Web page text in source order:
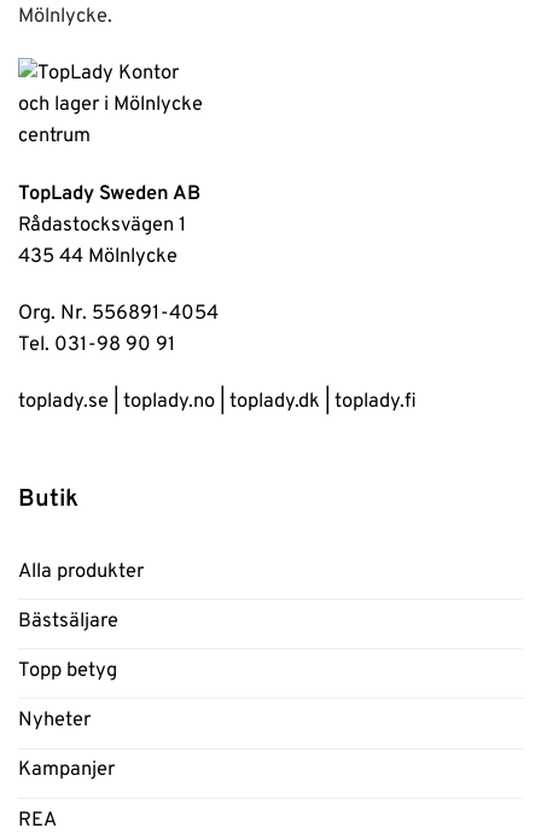
Mölnlycke.
TopLady Sweden AB
Rådastocksvägen 1
435 44 Mölnlycke
Org. Nr. 556891-4054
Tel. 031-98 90 91
toplady.se toplady.no toplady.dk toplady.fi
Butik
Alla produkter
Bästsäljare
Topp betyg
Nyheter
Kampanjer
REA